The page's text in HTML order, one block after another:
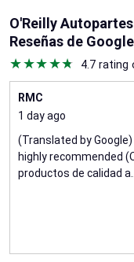
O'Reilly
Reseñas de Google
4.7 rating
RMC
1 day ago
(Translated by
highly recommended
productos de calidad a